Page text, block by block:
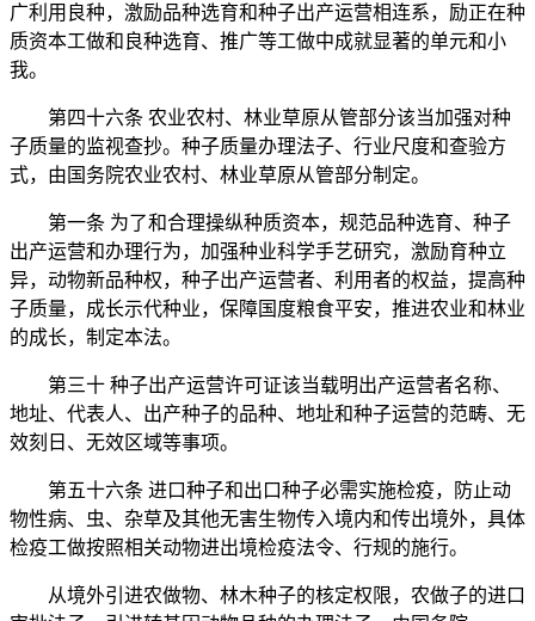
广利用良种，激励品种选育和种子出产运营相连系，励正在种
质资本工做和良种选育、推广等工做中成就显著的单元和小
我。
第四十六条 农业农村、林业草原从管部分该当加强对种
子质量的监视查抄。种子质量办理法子、行业尺度和查验方
式，由国务院农业农村、林业草原从管部分制定。
第一条 为了和合理操纵种质资本，规范品种选育、种子
出产运营和办理行为，加强种业科学手艺研究，激励育种立
异，动物新品种权，种子出产运营者、利用者的权益，提高种
子质量，成长示代种业，保障国度粮食平安，推进农业和林业
的成长，制定本法。
第三十 种子出产运营许可证该当载明出产运营者名称、
地址、代表人、出产种子的品种、地址和种子运营的范畴、无
效刻日、无效区域等事项。
第五十六条 进口种子和出口种子必需实施检疫，防止动
物性病、虫、杂草及其他无害生物传入境内和传出境外，具体
检疫工做按照相关动物进出境检疫法令、行规的施行。
从境外引进农做物、林木种子的核定权限，农做子的进口